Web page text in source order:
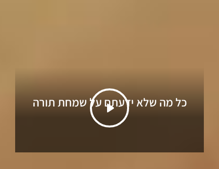
כל מה שלא ידעתם על שמחת תורה